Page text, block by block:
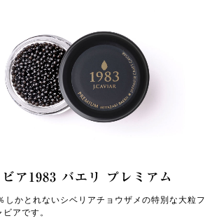
ア1983 バエリ プレミアム
しかとれないシベリアチョウザメの特別な大粒フ
アです。